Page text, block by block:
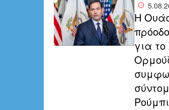
Η
για το